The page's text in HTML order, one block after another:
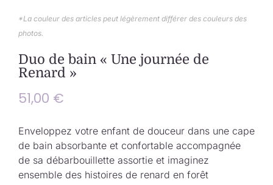
*La couleur des articles peut légèrement différer des couleurs des
photos.
Duo de bain « Une journée de
Renard »
51,00 €
Enveloppez votre enfant de douceur dans une cape
de bain absorbante et confortable accompagnée
de sa débarbouillette assortie et imaginez
ensemble des histoires de renard en forêt